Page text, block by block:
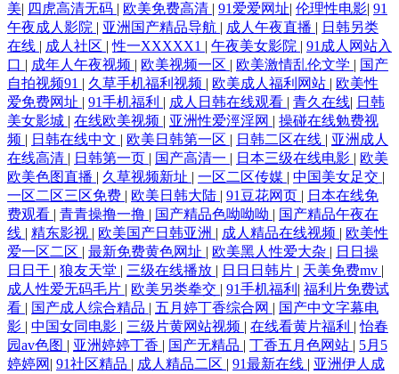
美| 四虎高清无码 | 欧美免费高清 | 91爱爱网址| 伦理性电影| 91
午夜成人影院 | 亚洲国产精品导航 | 成人午夜直播 | 日韩另类
在线 | 成人社区 |性一XXXXX1 | 午夜美女影院 | 91成人网站入
口 | 成年人午夜视频 | 欧美视频一区 | 欧美激情乱伦文学 | 国产
自拍视频91 | 久草手机福利视频 | 欧美成人福利网站 | 欧美性
爱免费网址 | 91手机福利 | 成人日韩在线观看 | 青久在线| 日韩
美女影城 | 在线欧美视频 | 亚洲性爱涇淫网 | 操碰在线勉费视
频 | 日韩在线中文 | 欧美日韩第一区 | 日韩二区在线 | 亚洲成人
在线高清 | 日韩第一页 | 国产高清一 | 日本三级在线电影 | 欧美
欧美色图直播 | 久草视频新址 | 一区二区传媒 | 中国美女足交 |
一区二区三区免费 | 欧美日韩大陆 | 91豆花网页 | 日本在线免
费观看 | 青青操撸一撸 | 国产精品色呦呦呦 | 国产精品午夜在
线 | 精东影视 | 欧美国产日韩亚洲 | 成人精品在线视频 | 欧美性
爱一区二区 | 最新免费黄色网址 | 欧美黑人性爱大杂 | 日日操
日日干 | 狼友天堂 | 三级在线播放 | 日日日韩片 | 天美免费mv |
成人性爱无码毛片 | 欧美另类拳交 | 91手机福利 | 福利片免费试
看 | 国产成人综合精品 | 五月婷丁香综合网 | 国产中文字幕电
影 | 中国女同电影 | 三级片黄网站视频 | 在线看黄片福利 |怡春
园av色图 | 亚洲婷婷丁香 | 国产无精品 | 丁香五月色网站 | 5月5
婷婷网 | 91社区精品 | 成人精品二区 | 91最新在线 | 亚洲伊人成